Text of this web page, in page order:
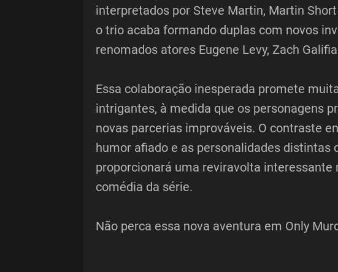
interpretados por Steve Martin, Martin
o trio acaba formando duplas com novos
renomados atores Eugene Levy, Zach
Essa colaboração inesperada promete
intrigantes, à medida que os personagens
novas parcerias improváveis. O contraste
humor afiado e as personalidades distintas
proporcionará uma reviravolta
comédia da série.
Não perca essa nova aventura em Only